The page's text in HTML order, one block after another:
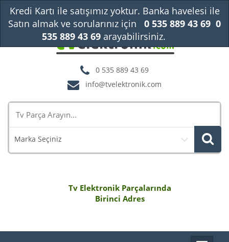
0 535 889 43 69
info@tvelektronik.com
Marka Seçiniz
Tv Elektronik Parçalarında
Birinci Adres
Kredi Kartı ile satışımız yoktur. Banka havelesi ile
Satın almak ve sorularınız için
0 535 889 43 69 0
535 889 43 69arayabilirsiniz.